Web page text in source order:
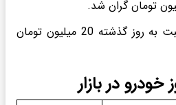
قیمت شاهین دنده‌ای نسبت به روز گذشته 20 میلیون تومان
در بازار